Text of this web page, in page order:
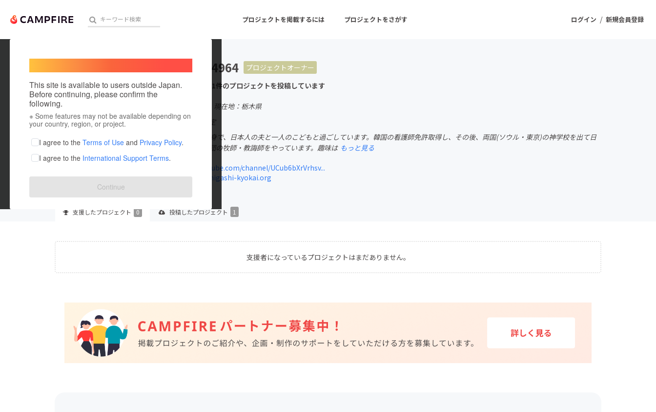
ログイン / 新規会員登録
プロジェクトを掲載するには プロジェクトをさがす
人気のプロジェクト 注目のリターン 注目の新着プロジェクト
アート・写真
テクノロジー・ガジェット
ゲーム・サービス開発 フード・飲食店
ファッション
映像・映画
ビジネス・起業
チャレンジ
まちづくり・地域活性化
This site is available to users outside Japan.
Before continuing, please confirm the
following.
※ Some features may not be available depending on
your country, region, or project.
I agree to the Terms of Use and Privacy Policy.
I agree to the International Support Terms.
Continue
captain4964
プロジェクトオーナー
これまでに1件のプロジェクトを投稿しています
現在地：栃木県
出身国：未設定
40代の韓国出身で、日本人の夫と一人のこどもと過ごしています。韓国の看護師免許取得し、その後、両国(ソウル・東京)の神学校を出て日
本キリスト教団の牧師・教誨師をやっています。趣味は もっと見る
www.youtube.com/channel/UCub6bXrVrhsv...
ashikagahigashi-kyokai.org
支援したプロジェクト 0 投稿したプロジェクト 1
支援者になっているプロジェクトはまだありません。